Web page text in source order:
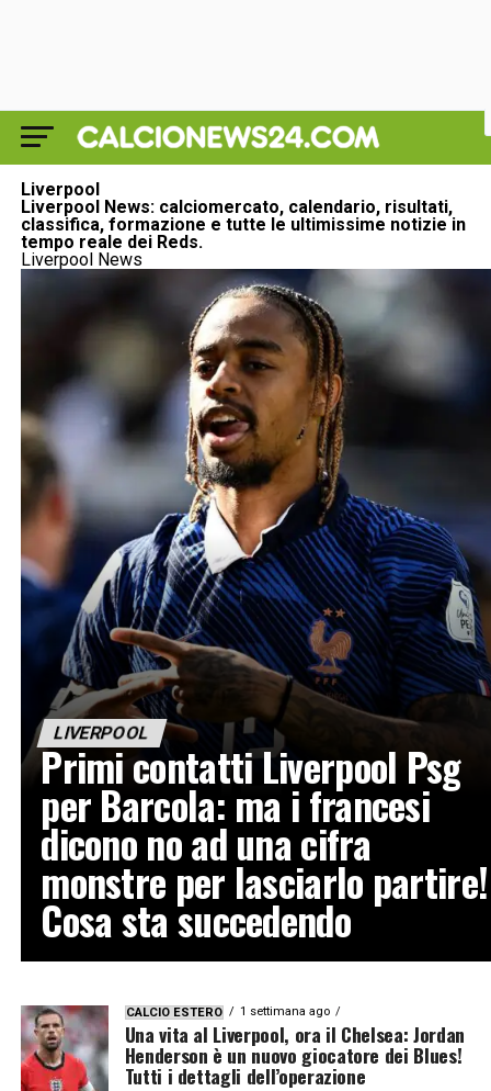
Liverpool
Liverpool News: calciomercato, calendario, risultati,
classifica, formazione e tutte le ultimissime notizie in
tempo reale dei Reds.
Liverpool News
LIVERPOOL
Primi contatti Liverpool Psg
per Barcola: ma i francesi
dicono no ad una cifra
monstre per lasciarlo partire!
Cosa sta succedendo
CALCIO ESTERO 1 settimana ago
Una vita al Liverpool, ora il Chelsea: Jordan
Henderson è un nuovo giocatore dei Blues!
Tutti i dettagli dell’operazione